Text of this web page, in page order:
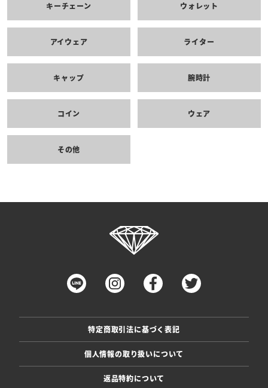
キーチェーン ウォレット
アイウェア ライター
キャップ 腕時計
コイン ウェア
その他
特定商取引法に基づく表記
個人情報の取り扱いについて
返品特約について